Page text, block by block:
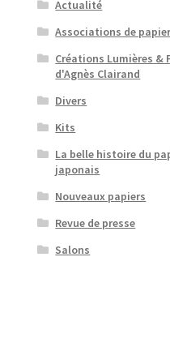
Actualité
Associations de
Créations Lumières &
d'Agnès Clairand
Divers
Kits
La belle histoire du
japonais
Nouveaux papiers
Revue de presse
Salons